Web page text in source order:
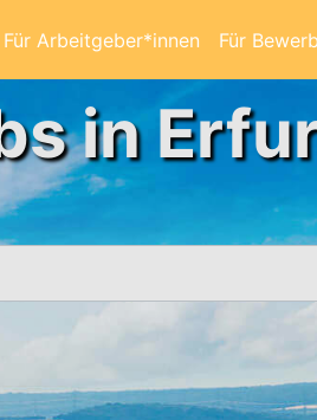
Für Arbeitgeber*innen Für
in